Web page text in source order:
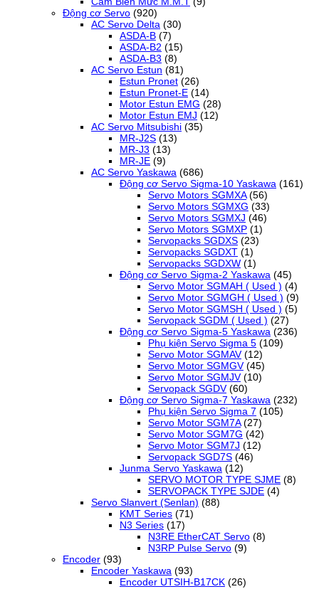
Động cơ Servo (920)
AC Servo Delta (30)
ASDA-B (7)
ASDA-B2 (15)
ASDA-B3 (8)
AC Servo Estun (81)
Estun Pronet (26)
Estun Pronet-E (14)
Motor Estun EMG (28)
Motor Estun EMJ (12)
AC Servo Mitsubishi (35)
MR-J2S (13)
MR-J3 (13)
MR-JE (9)
AC Servo Yaskawa (686)
Động cơ Servo Sigma-10 Yaskawa (161)
Servo Motors SGMXA (56)
Servo Motors SGMXG (33)
Servo Motors SGMXJ (46)
Servo Motors SGMXP (1)
Servopacks SGDXS (23)
Servopacks SGDXT (1)
Servopacks SGDXW (1)
Động cơ Servo Sigma-2 Yaskawa (45)
Servo Motor SGMAH ( Used ) (4)
Servo Motor SGMGH ( Used ) (9)
Servo Motor SGMSH ( Used ) (5)
Servopack SGDM ( Used ) (27)
Động cơ Servo Sigma-5 Yaskawa (236)
Phụ kiện Servo Sigma 5 (109)
Servo Motor SGMAV (12)
Servo Motor SGMGV (45)
Servo Motor SGMJV (10)
Servopack SGDV (60)
Động cơ Servo Sigma-7 Yaskawa (232)
Phụ kiện Servo Sigma 7 (105)
Servo Motor SGM7A (27)
Servo Motor SGM7G (42)
Servo Motor SGM7J (12)
Servopack SGD7S (46)
Junma Servo Yaskawa (12)
SERVO MOTOR TYPE SJME (8)
SERVOPACK TYPE SJDE (4)
Servo Slanvert (Senlan) (88)
KMT Series (71)
N3 Series (17)
N3RE EtherCAT Servo (8)
N3RP Pulse Servo (9)
Encoder (93)
Encoder Yaskawa (93)
Encoder UTSIH-B17CK (26)